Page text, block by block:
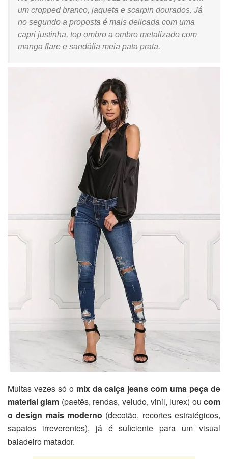
um cropped branco, jaqueta e scarpin dourados. Já
no segundo a proposta é mais delicada com uma
capri justinha, top ombro a ombro metalizado com
manga flare e sandália meia pata prata.
Muitas vezes só o mix da calça jeans com uma peça de
material glam (paetês, rendas, veludo, vinil, lurex) ou com
o design mais moderno (decotão, recortes estratégicos,
sapatos irreverentes), já é suficiente para um visual
baladeiro matador.